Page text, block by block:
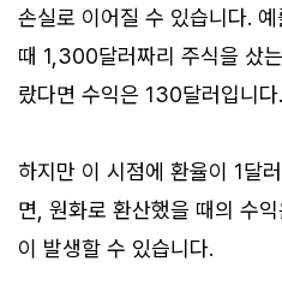
손실로 이어질 수 있습니다.
때 1,300달러짜리 주식을 샀
랐다면 수익은 130달러입니다.
하지만 이 시점에 환율이 1달
면, 원화로 환산했을 때의 수
이 발생할 수 있습니다.